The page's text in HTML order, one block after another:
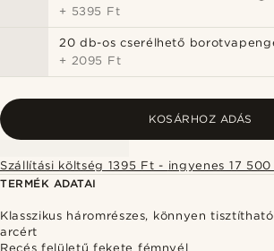
+ 5395 Ft
20 db-os cserélhető
+ 2095 Ft
KOSÁRHOZ ADÁS
Szállítási költség 1395 Ft -
TERMÉK ADATAI
Klasszikus háromrészes, könnyen
arcért
Recés felületű fekete fémnyél